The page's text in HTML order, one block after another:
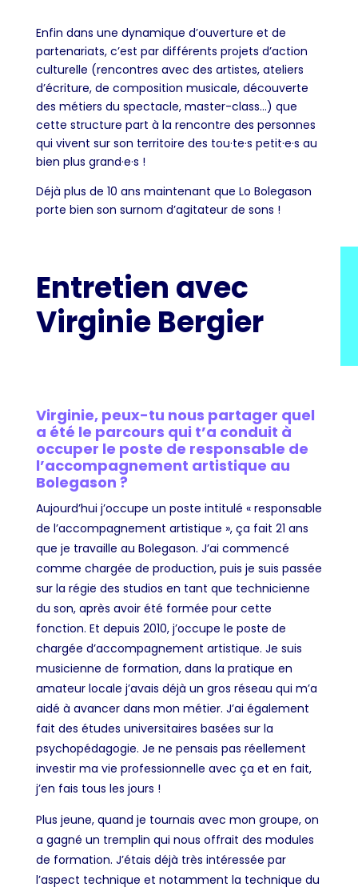
Enfin dans une dynamique d’ouverture et de
partenariats, c’est par différents projets d’action
culturelle (rencontres avec des artistes, ateliers
d’écriture, de composition musicale, découverte
des métiers du spectacle, master-class…) que
cette structure part à la rencontre des personnes
qui vivent sur son territoire des tou·te·s petit·e·s au
bien plus grand·e·s !
Déjà plus de 10 ans maintenant que Lo Bolegason
porte bien son surnom d’agitateur de sons !
Entretien avec
Virginie Bergier
Virginie, peux-tu nous partager quel
a été le parcours qui t’a conduit à
occuper le poste de responsable de
l’accompagnement artistique au
Bolegason ?
Aujourd’hui j’occupe un poste intitulé « responsable
de l’accompagnement artistique », ça fait 21 ans
que je travaille au Bolegason. J’ai commencé
comme chargée de production, puis je suis passée
sur la régie des studios en tant que technicienne
du son, après avoir été formée pour cette
fonction. Et depuis 2010, j’occupe le poste de
chargée d’accompagnement artistique. Je suis
musicienne de formation, dans la pratique en
amateur locale j’avais déjà un gros réseau qui m’a
aidé à avancer dans mon métier. J’ai également
fait des études universitaires basées sur la
psychopédagogie. Je ne pensais pas réellement
investir ma vie professionnelle avec ça et en fait,
j’en fais tous les jours !
Plus jeune, quand je tournais avec mon groupe, on
a gagné un tremplin qui nous offrait des modules
de formation. J’étais déjà très intéressée par
l’aspect technique et notamment la technique du